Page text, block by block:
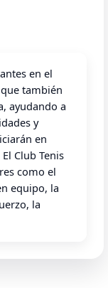
en el
también
ayudando a
y
en
Club Tenis
como el
equipo, la
la